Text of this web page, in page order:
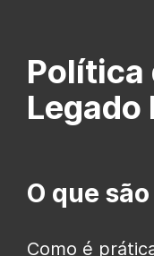
Política
Legado
O que
Como é